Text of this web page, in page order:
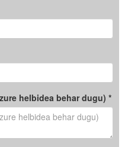
helbidea behar dugu) *